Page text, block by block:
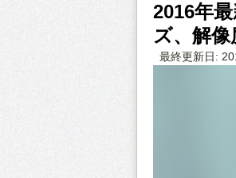
2016年
ズ、解
最終更新日: